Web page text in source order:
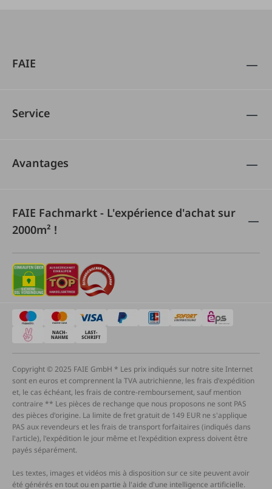
FAIE
Service
Avantages
FAIE Fachmarkt - L'expérience d'achat sur
2000m² !
Copyright © 2025 FAIE GmbH * Les prix indiqués sur notre site Internet
sont en euros et comprennent la TVA autrichienne, les frais d'expédition
et, le cas échéant, les frais de contre-remboursement, sauf mention
contraire ** Les pièces de rechange que nous proposons ne sont PAS
des pièces d'origine. La limite de fret gratuit de 149 EUR ne s'applique
PAS aux revendeurs et les frais de transport forfaitaires (indiqués dans
l'article), l'expédition le jour même et l'expédition express doivent être
payés séparément.
Les textes, images et vidéos mis à disposition sur ce site peuvent avoir
été générés en tout ou en partie à l'aide d'une intelligence artificielle.